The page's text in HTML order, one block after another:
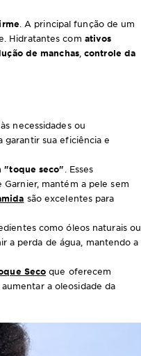
. A principal função de um
Hidratantes com ativos
de manchas,controle da
necessidades ou
sua eficiência e
"toque seco" . Esses
Garnier, mantém a pele sem
são excelentes para
como óleos naturais ou
a perda de água, mantendo a
Seco que oferecem
a oleosidade da